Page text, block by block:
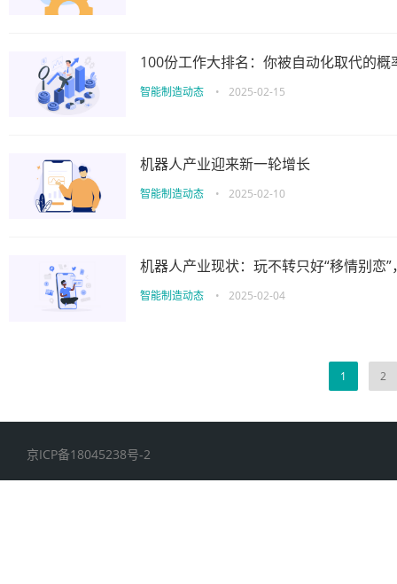
100份工作大排名：你被自动化取代的概
智能制造动态 • 2025-02-15
机器人产业迎来新一轮增长
智能制造动态 • 2025-02-10
机器人产业现状：玩不转只好“移情别恋”
智能制造动态 • 2025-02-04
1 2
京ICP备18045238号-2